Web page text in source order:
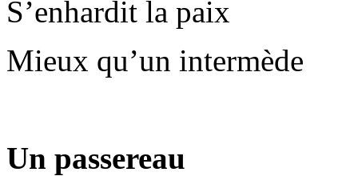
S’enhardit la paix
Mieux qu’un intermède
Un passereau